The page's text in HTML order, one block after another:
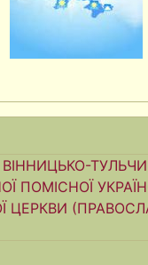
ПОМІСНОЇ
ЦЕРКВИ